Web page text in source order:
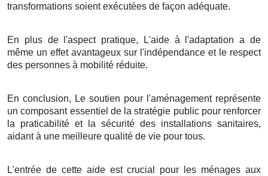
transformations soient exécutées de façon adéquate.
En plus de l'aspect pratique, L'aide à l'adaptation a de
même un effet avantageux sur l'indépendance et le respect
des personnes à mobilité réduite.
En conclusion, Le soutien pour l'aménagement représente
un composant essentiel de la stratégie public pour renforcer
la praticabilité et la sécurité des installations sanitaires,
aidant à une meilleure qualité de vie pour tous.
L'entrée de cette aide est crucial pour les ménages aux